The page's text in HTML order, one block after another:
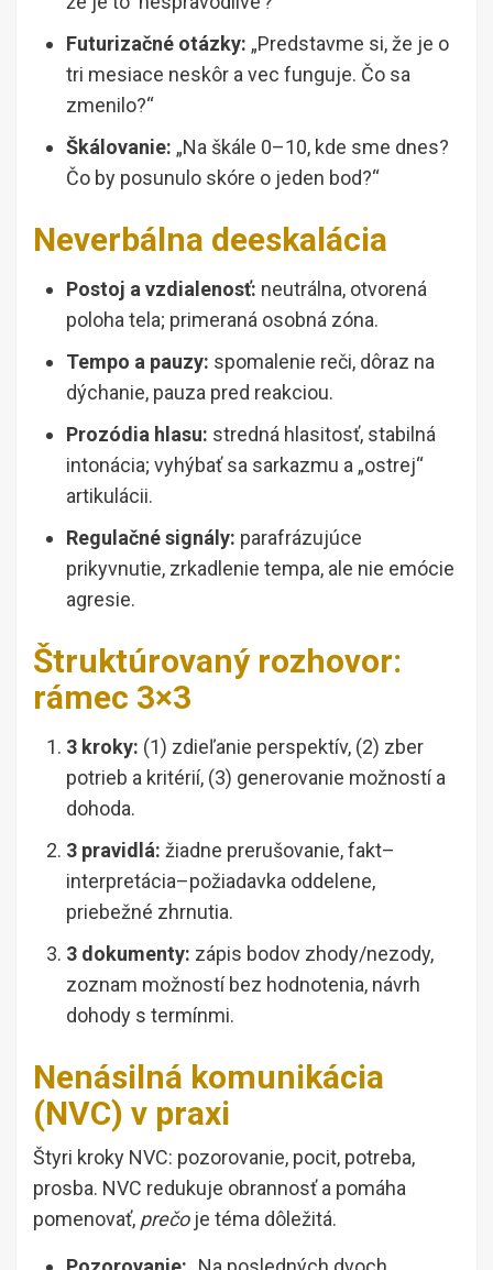
Futurizačné otázky: „Predstavme si, že je o
tri mesiace neskôr a vec funguje. Čo sa
zmenilo?“
Škálovanie: „Na škále 0–10, kde sme dnes?
Čo by posunulo skóre o jeden bod?“
Neverbálna deeskalácia
Postoj a vzdialenosť: neutrálna, otvorená
poloha tela; primeraná osobná zóna.
Tempo a pauzy: spomalenie reči, dôraz na
dýchanie, pauza pred reakciou.
Prozódia hlasu: stredná hlasitosť, stabilná
intonácia; vyhýbať sa sarkazmu a „ostrej“
artikulácii.
Regulačné signály: parafrázujúce
prikyvnutie, zrkadlenie tempa, ale nie emócie
agresie.
Štruktúrovaný rozhovor:
rámec 3×3
3 kroky: (1) zdieľanie perspektív, (2) zber
potrieb a kritérií, (3) generovanie možností a
dohoda.
3 pravidlá: žiadne prerušovanie, fakt–
interpretácia–požiadavka oddelene,
priebežné zhrnutia.
3 dokumenty: zápis bodov zhody/nezody,
zoznam možností bez hodnotenia, návrh
dohody s termínmi.
Nenásilná komunikácia
(NVC) v praxi
Štyri kroky NVC: pozorovanie, pocit, potreba,
prosba. NVC redukuje obrannosť a pomáha
pomenovať, prečoje téma dôležitá.